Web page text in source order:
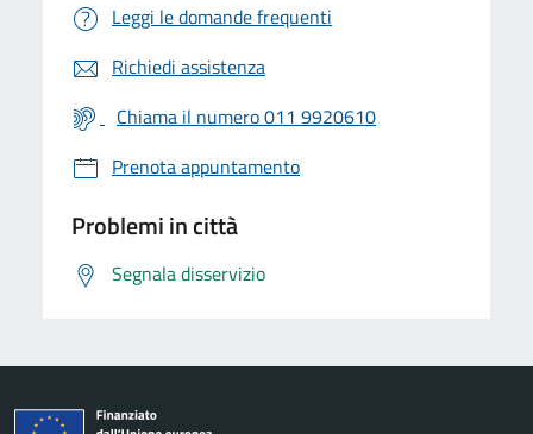
Leggi le domande frequenti
Richiedi assistenza
Chiama il numero 011 9920610
Prenota appuntamento
Problemi in città
Segnala disservizio